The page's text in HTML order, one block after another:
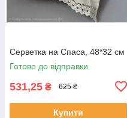
Серветка на Спаса, 48*32 см
Готово до відправки
531,25 ₴ 625 ₴
Купити